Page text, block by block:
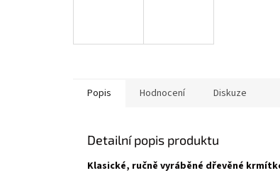
Popis Hodnocení Diskuze
Detailní popis produktu
Klasické, ručně vyráběné dřevěné